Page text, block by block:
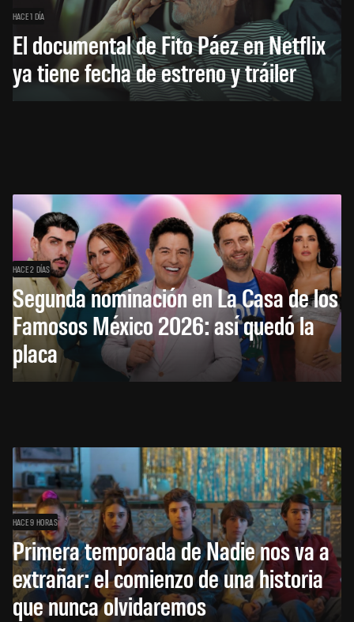
HACE 1 DÍA
El documental de Fito Páez en Netflix
ya tiene fecha de estreno y tráiler
HACE 2 DÍAS
Segunda nominación en La Casa de los
Famosos México 2026: así quedó la
placa
HACE 9 HORAS
Primera temporada de Nadie nos va a
extrañar: el comienzo de una historia
que nunca olvidaremos